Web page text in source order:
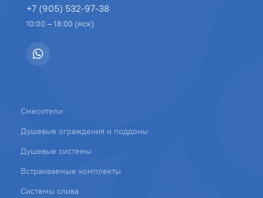
Смесители
Душевые ограждения и поддоны
Душевые системы
Встраиваемые комплекты
Системы слива
+7 (905) 532-97-38
10:00 — 18:00 (мск)